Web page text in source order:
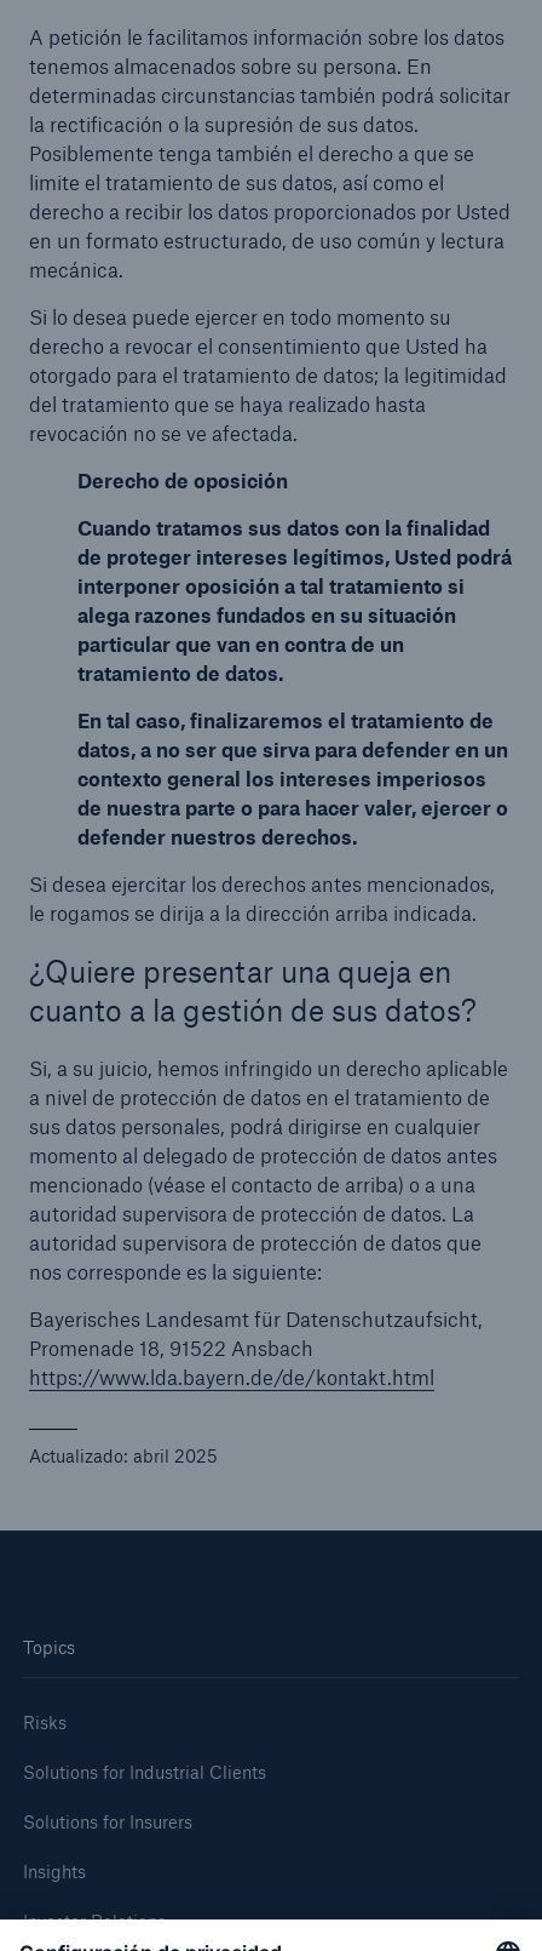
A petición le facilitamos información sobre los datos
tenemos almacenados sobre su persona. En
determinadas circunstancias también podrá solicitar
la rectificación o la supresión de sus datos.
Posiblemente tenga también el derecho a que se
limite el tratamiento de sus datos, así como el
derecho a recibir los datos proporcionados por Usted
en un formato estructurado, de uso común y lectura
mecánica.
Si lo desea puede ejercer en todo momento su
derecho a revocar el consentimiento que Usted ha
otorgado para el tratamiento de datos; la legitimidad
del tratamiento que se haya realizado hasta
revocación no se ve afectada.
Derecho de oposición
Cuando tratamos sus datos con la finalidad
de proteger intereses legítimos, Usted podrá
interponer oposición a tal tratamiento si
alega razones fundados en su situación
particular que van en contra de un
tratamiento de datos.
En tal caso, finalizaremos el tratamiento de
datos, a no ser que sirva para defender en un
contexto general los intereses imperiosos
de nuestra parte o para hacer valer, ejercer o
defender nuestros derechos.
Si desea ejercitar los derechos antes mencionados,
le rogamos se dirija a la dirección arriba indicada.
¿Quiere presentar una queja en
cuanto a la gestión de sus datos?
Si, a su juicio, hemos infringido un derecho aplicable
a nivel de protección de datos en el tratamiento de
sus datos personales, podrá dirigirse en cualquier
momento al delegado de protección de datos antes
mencionado (véase el contacto de arriba) o a una
autoridad supervisora de protección de datos. La
autoridad supervisora de protección de datos que
nos corresponde es la siguiente:
Bayerisches Landesamt für Datenschutzaufsicht,
Promenade 18, 91522 Ansbach
https://www.lda.bayern.de/de/kontakt.html
Actualizado: abril 2025
Topics
Risks
Solutions for Industrial Clients
Solutions for Insurers
Insights
Investor Relations